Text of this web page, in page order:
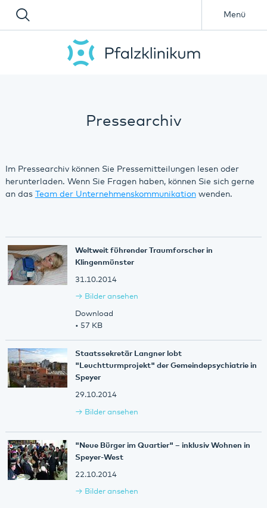
Menü
Pressearchiv
Im Pressearchiv können Sie Pressemitteilungen lesen oder
herunterladen. Wenn Sie Fragen haben, können Sie sich gerne
an das Team der Unternehmenskommunikationwenden.
Weltweit führender Traumforscher in
Klingenmünster
31.10.2014
Bilder ansehen
Download
• 57 KB
Staatssekretär Langner lobt
"Leuchtturmprojekt" der Gemeindepsychiatrie in
Speyer
29.10.2014
Bilder ansehen
"Neue Bürger im Quartier" – inklusiv Wohnen in
Speyer-West
22.10.2014
Bilder ansehen